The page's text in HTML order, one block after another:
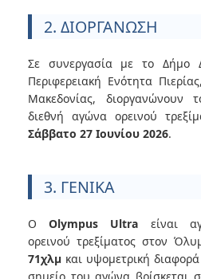
2. ΔΙΟΡΓΑΝΩΣΗ
Σε συνεργασία με το Δήμο
Περιφερειακή Ενότητα
Μακεδονίας, διοργανώνουν
διεθνή αγώνα ορεινού
Σάββατο 27 Ιουνίου 2026.
3. ΓΕΝΙΚΑ
ΟOlympus Ultra είναι
ορεινού τρεξίματος στον
71χλμ και υψομετρική